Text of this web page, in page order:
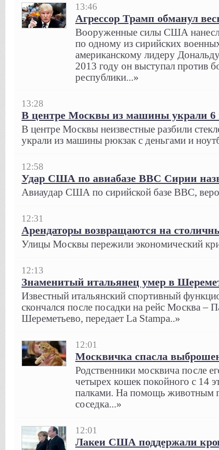
13:46
Агрессор Трамп обманул
Вооруженные силы США
по одному из сирийских
американскому лидеру
2013 году он выступал против
республики...»
13:28
В центре Москвы из машины украли 6
В центре Москвы неизвестные разбили
украли из машины рюкзак с деньгами и
12:58
Удар США по авиабазе ВВС Сирии
Авиаудар США по сирийской базе ВВС,
12:31
Арендаторы возвращаются на
Улицы Москвы пережили экономический
12:13
Знаменитый итальянец умер в
Известный итальянский спортивный
скончался после посадки на рейс Москва –
Шереметьево, передает La Stampa..»
12:01
Москвичка спасла
Родственники москвича после
четырех кошек покойного с 14
палками. На помощь животным
соседка...»
12:01
Лакеи США поддержали